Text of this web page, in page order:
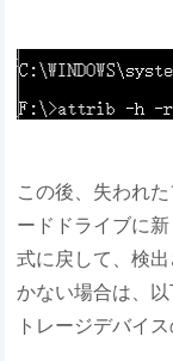
この後、失われ
ードドライブに
式に戻して、検
かない場合は、
トレージデバイ